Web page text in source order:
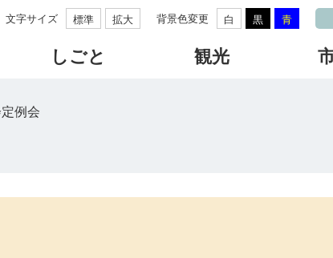
文字サイズ 標準 拡大 背景色変更 白 黒 青
しごと 観光
例会